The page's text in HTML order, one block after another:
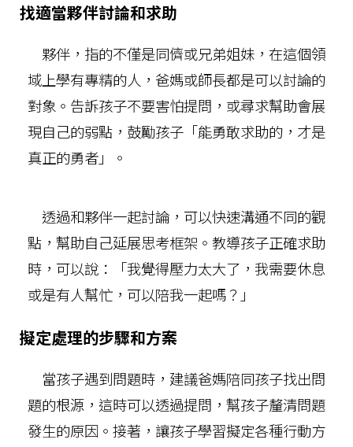
找適當夥伴討論和求助
夥伴，指的不僅是同儕或兄弟姐妹，在這個領
域上學有專精的人，爸媽或師長都是可以討論的
對象。告訴孩子不要害怕提問，或尋求幫助會展
現自己的弱點，鼓勵孩子「能勇敢求助的，才是
真正的勇者」。
透過和夥伴一起討論，可以快速溝通不同的觀
點，幫助自己延展思考框架。教導孩子正確求助
時，可以說：「我覺得壓力太大了，我需要休息
或是有人幫忙，可以陪我一起嗎？」
擬定處理的步驟和方案
當孩子遇到問題時，建議爸媽陪同孩子找出問
題的根源，這時可以透過提問，幫孩子釐清問題
發生的原因。接著，讓孩子學習擬定各種行動方